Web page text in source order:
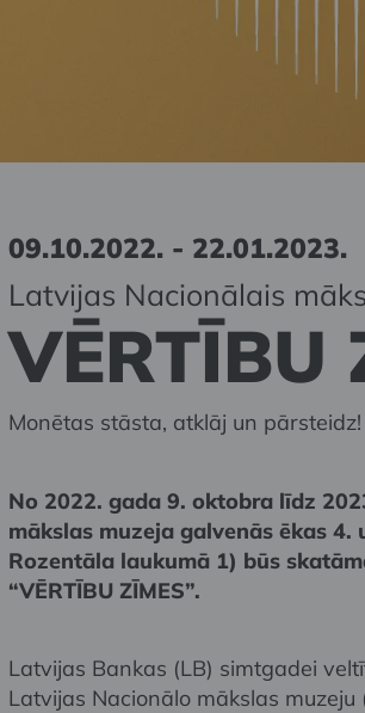
09.10.2022. - 22.01.2023.
Latvijas Nacionālais
VĒRTĪBU
Monētas stāsta, atklāj un pārsteidz!
No 2022. gada 9. oktobra līdz
mākslas muzeja galvenās ēkas
Rozentāla laukumā 1) būs
“VĒRTĪBU ZĪMES”.
Latvijas Bankas (LB) simtgadei
Latvijas Nacionālo mākslas